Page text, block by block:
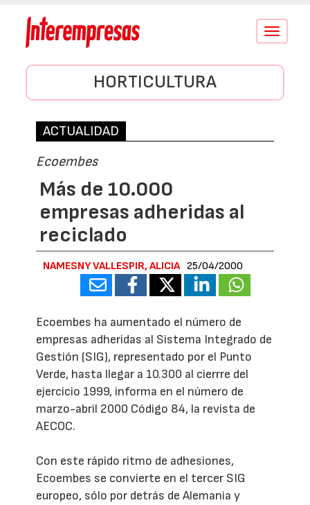
Conmutar
HORTICULTURA
ACTUALIDAD
Ecoembes
Más de 10.000
empresas adheridas al
reciclado
NAMESNY VALLESPIR, ALICIA 25/04/2000
Ecoembes ha aumentado el número de
empresas adheridas al Sistema Integrado de
Gestión (SIG), representado por el Punto
Verde, hasta llegar a 10.300 al cierrre del
ejercicio 1999, informa en el número de
marzo-abril 2000 Código 84, la revista de
AECOC.
Con este rápido ritmo de adhesiones,
Ecoembes se convierte en el tercer SIG
europeo, sólo por detrás de Alemania y